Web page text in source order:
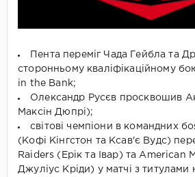
Пента переміг Чада Гейбла та
сторонньому кваліфікаційному
in the Bank;
Олександр Русєв просквошив
Максін Дюпрі);
світові чемпіони в командних
(Кофі Кінгстон та Ксав'є Вудс)
Raiders (Ерік та Івар) та American
Джуліус Кріди) у матчі з титулами